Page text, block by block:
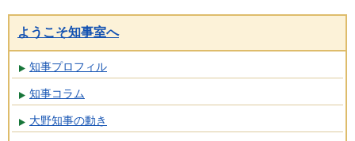
ようこそ知事室へ
知事プロフィル
知事コラム
大野知事の動き